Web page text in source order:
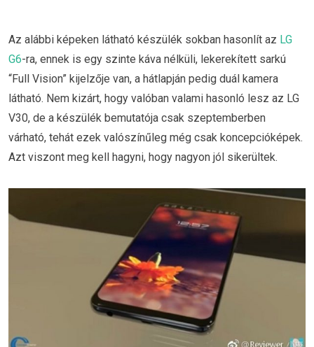
Az alábbi képeken látható készülék sokban hasonlít az LG
G6-ra, ennek is egy szinte káva nélküli, lekerekített sarkú
“Full Vision” kijelzője van, a hátlapján pedig duál kamera
látható. Nem kizárt, hogy valóban valami hasonló lesz az LG
V30, de a készülék bemutatója csak szeptemberben
várható, tehát ezek valószínűleg még csak koncepcióképek.
Azt viszont meg kell hagyni, hogy nagyon jól sikerültek.